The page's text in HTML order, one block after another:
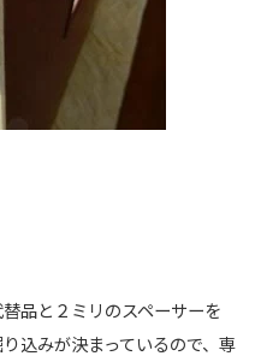
品と２ミリのスペーサーを
込みが決まっているので、専